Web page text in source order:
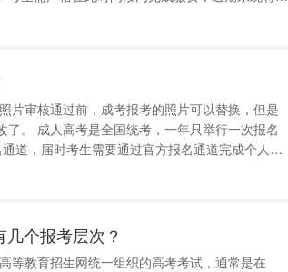
议考生以当年吉林省教育考试院发布的官方通知
次报名
道，届时考生需要通过官方报名通道完成个人信
注意的是，考生需要上传的报名照片包括免冠一
个报考层次？